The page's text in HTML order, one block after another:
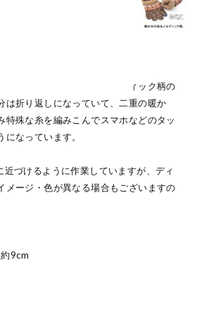
持ちになれるレトロなノルディック柄の
は折り返しになっていて、二重の暖か
特殊な糸を編みこんでスマホなどのタッ
なっています。
づけるように作業していますが、ディ
メージ・色が異なる場合もございますの
9cm